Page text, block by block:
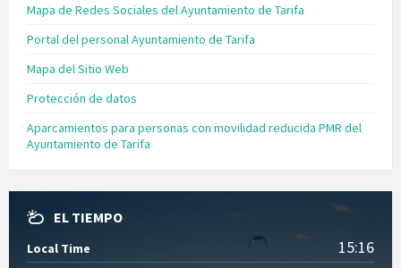
Mapa de Redes Sociales del Ayuntamiento de Tarifa
Portal del personal Ayuntamiento de Tarifa
Mapa del Sitio Web
Protección de datos
Aparcamientos para personas con movilidad reducida PMR del
Ayuntamiento de Tarifa
EL TIEMPO
Local Time 15:16